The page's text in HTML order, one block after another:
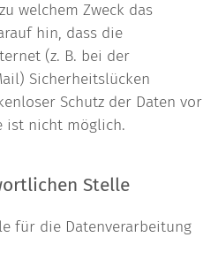
welchem Zweck das
hin, dass die
(z. B. bei der
Sicherheitslücken
Schutz der Daten vor
ist nicht möglich.
Stelle
für die Datenverarbeitung